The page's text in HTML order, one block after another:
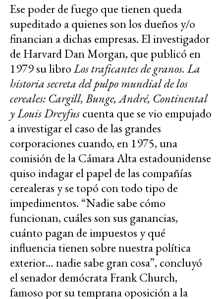
Ese poder de fuego que tienen queda
supeditado a quienes son los dueños y/o
financian a dichas empresas. El investigador
de Harvard Dan Morgan, que publicó en
1979 su libroLos traficantes de granos. La
historia secreta del pulpo mundial de los
cereales: Cargill, Bunge, André, Continental
y Louis Dreyfuscuenta que se vio empujado
a investigar el caso de las grandes
corporaciones cuando, en 1975, una
comisión de la Cámara Alta estadounidense
quiso indagar el papel de las compañías
cerealeras y se topó con todo tipo de
impedimentos. “Nadie sabe cómo
funcionan, cuáles son sus ganancias,
cuánto pagan de impuestos y qué
influencia tienen sobre nuestra política
exterior… nadie sabe gran cosa”, concluyó
el senador demócrata Frank Church,
famoso por su temprana oposición a la